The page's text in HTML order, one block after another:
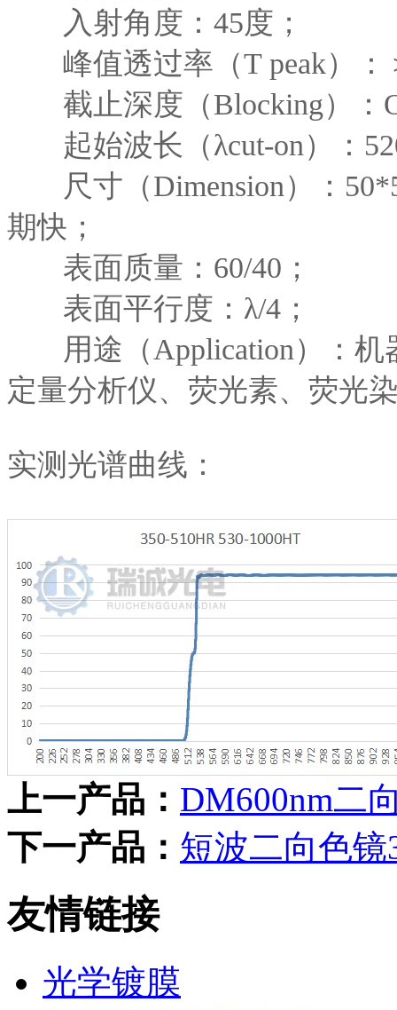
入射角度：45度；
峰值透过率（T peak）：
截止深度（Blocking）：
起始波长（λcut-on）：
尺寸（Dimension）：
期快；
表面质量：60/40；
表面平行度：λ/4；
用途（Application）：机
定量分析仪、荧光素、荧光
实测光谱曲线：
上一产品： DM600nm二
下一产品： 短波二向色镜
友情链接
光学镀膜